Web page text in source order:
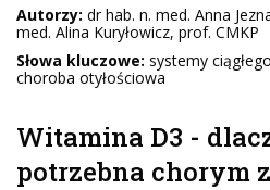
Autorzy: dr hab. n. med. Anna
med. Alina Kuryłowicz, prof. CMKP
Słowa kluczowe: systemy
choroba otyłościowa
Witamina D3 -
potrzebna chorym